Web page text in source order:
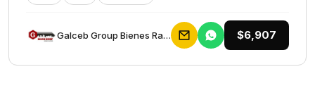
Galceb Group Bienes Raices $6,907